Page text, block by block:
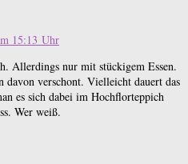
15:13 Uhr
Allerdings nur mit stückigem Essen.
davon verschont. Vielleicht dauert das
es sich dabei im Hochflorteppich
Wer weiß.